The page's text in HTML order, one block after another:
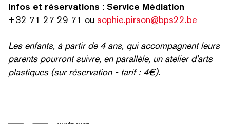
Infos et réser­va­tions : Service Médiation
+32 71 27 29 71 ou sophie.pirson@bps22.be
Les enfants, à partir de 4 ans, qui accom­pa­g­nent leurs
parents pourront suivre, en parallèle, un atelier d'arts
plastiques (sur réservation - tarif : 4€).